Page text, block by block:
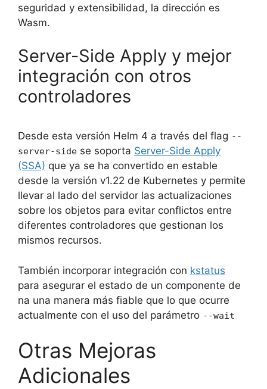
seguridad y extensibilidad, la dirección es
Wasm.
Server-Side Apply y mejor
integración con otros
controladores
Desde esta versión Helm 4 a través del flag --
server-side se soporta Server-Side Apply
(SSA) que ya se ha convertido en estable
desde la versión v1.22 de Kubernetes y permite
llevar al lado del servidor las actualizaciones
sobre los objetos para evitar conflictos entre
diferentes controladores que gestionan los
mismos recursos.
También incorporar integración con kstatus
para asegurar el estado de un componente de
na una manera más fiable que lo que ocurre
actualmente con el uso del parámetro --wait
Otras Mejoras
Adicionales